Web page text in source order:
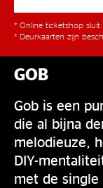
* Online ticketshop
* Deurkaarten zijn
GOB
Gob is een
die al bijna
melodieuze,
DIY-
met de single